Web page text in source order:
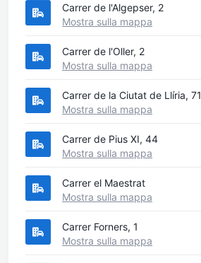
Carrer de l'Algepser, 2
Mostra sulla mappa
Carrer de l'Oller, 2
Mostra sulla mappa
Carrer de la Ciutat de Llíria, 71
Mostra sulla mappa
Carrer de Pius XI, 44
Mostra sulla mappa
Carrer el Maestrat
Mostra sulla mappa
Carrer Forners, 1
Mostra sulla mappa